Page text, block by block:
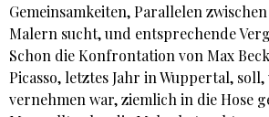
Gemeinsamkeiten, Parallelen
Malern sucht, und entsprechende
Schon die Konfrontation von Max
Picasso, letztes Jahr in Wuppertal,
vernehmen war, ziemlich in die Hose